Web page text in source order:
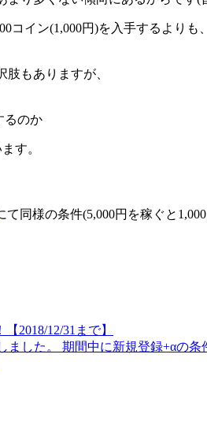
イン(1,000円)を入手するより
もありますが、
るのか
す。
て同様の条件(5,000円を稼ぐと
2018/12/31まで】
した。 期間中に新規登録+αの